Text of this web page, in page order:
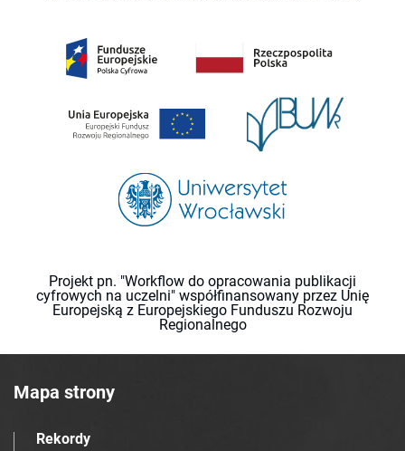
Projekt pn. "Workflow do opracowania publikacji
cyfrowych na uczelni" współfinansowany przez Unię
Europejską z Europejskiego Funduszu Rozwoju
Regionalnego
Mapa strony
Rekordy